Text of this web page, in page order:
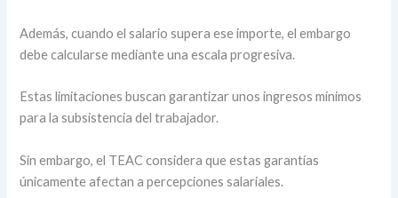
Además, cuando el salario supera ese importe, el embargo
debe calcularse mediante una escala progresiva.
Estas limitaciones buscan garantizar unos ingresos mínimos
para la subsistencia del trabajador.
Sin embargo, el TEAC considera que estas garantías
únicamente afectan a percepciones salariales.